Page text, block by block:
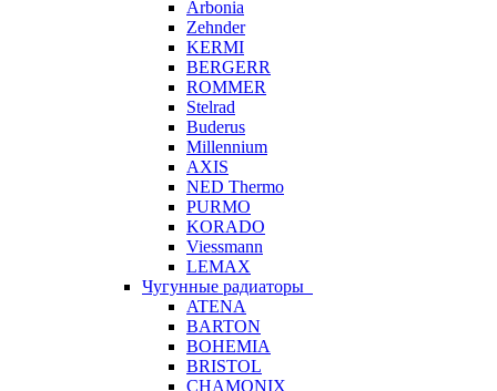
Arbonia
Zehnder
KERMI
BERGERR
ROMMER
Stelrad
Buderus
Millennium
AXIS
NED Thermo
PURMO
KORADO
Viessmann
LEMAX
Чугунные радиаторы
ATENA
BARTON
BOHEMIA
BRISTOL
CHAMONIX